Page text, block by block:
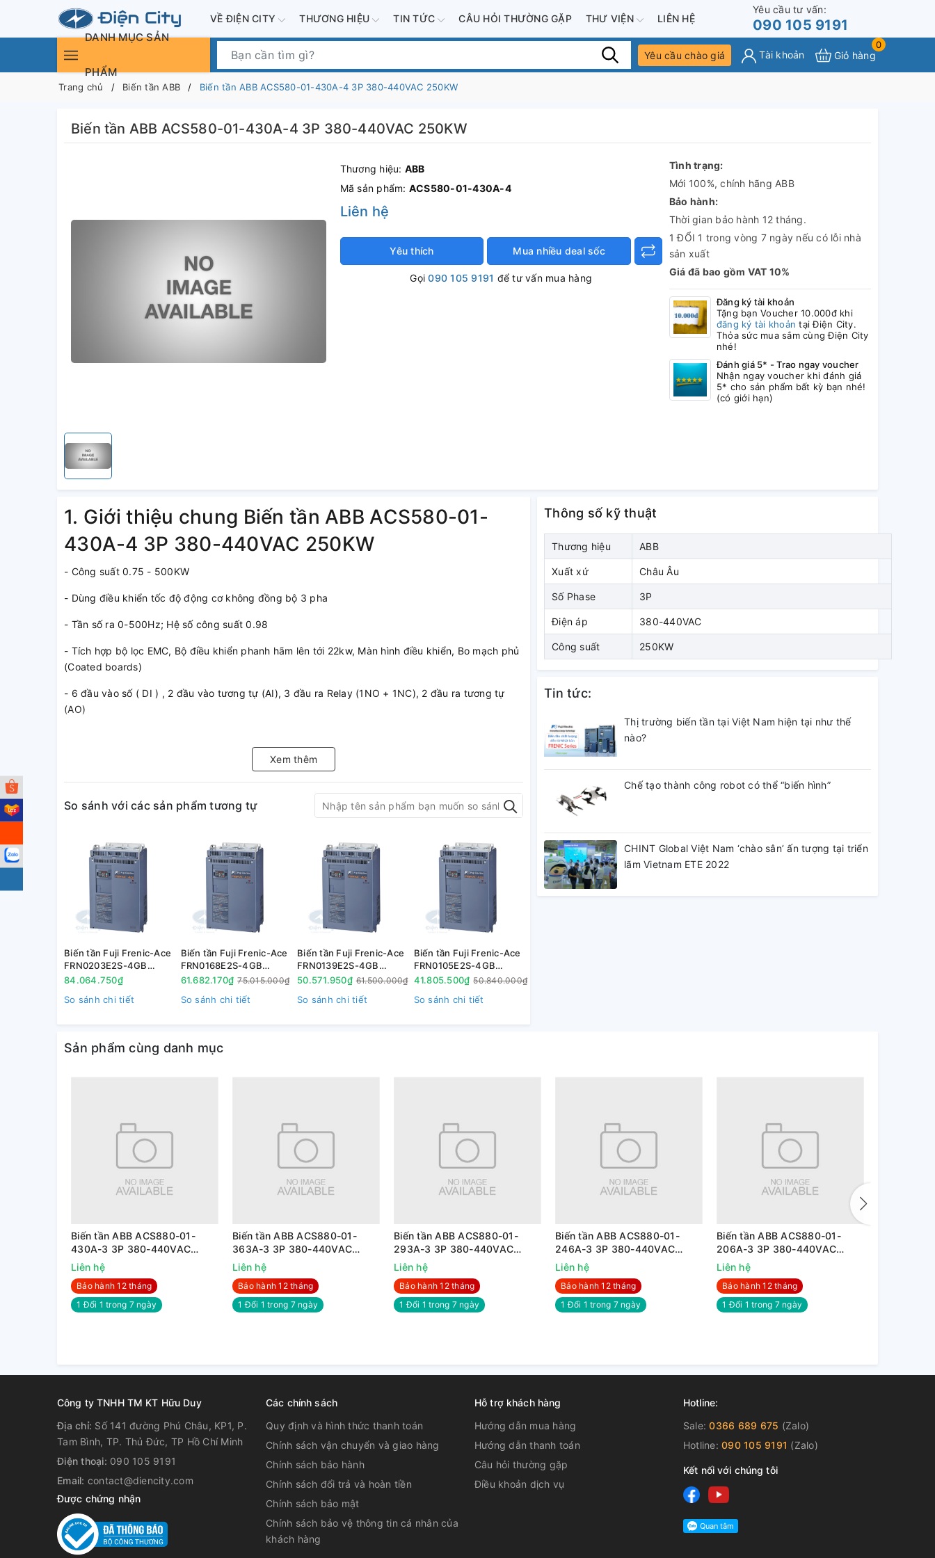
VỀ ĐIỆN CITY THƯƠNG HIỆU TIN TỨC CÂU HỎI THƯỜNG GẶP THƯ VIỆN LIÊN HỆ
Yêu cầu tư vấn:
090 105 9191
DANH MỤC SẢN
PHẨM
Yêu cầu chào giá Tài khoản
0
Giỏ hàng
Trang chủ Biến tần ABB Biến tần ABB ACS580-01-430A-4 3P 380-440VAC 250KW
Biến tần ABB ACS580-01-430A-4 3P 380-440VAC 250KW
Thương hiệu: ABB
Mã sản phẩm: ACS580-01-430A-4
Liên hệ
Yêu thích Mua nhiều deal sốc
Gọi090 105 9191 để tư vấn mua hàng
Tình trạng:
Mới 100%, chính hãng ABB
Bảo hành:
Thời gian bảo hành 12 tháng.
1 ĐỔI 1 trong vòng 7 ngày nếu có lỗi nhà
sản xuất
Giá đã bao gồm VAT 10%
Đăng ký tài khoản
Tặng bạn Voucher 10.000đ khi
đăng ký tài khoản tại Điện City.
Thỏa sức mua sắm cùng Điện City
nhé!
Đánh giá 5* - Trao ngay voucher
Nhận ngay voucher khi đánh giá
5* cho sản phẩm bất kỳ bạn nhé!
(có giới hạn)
1. Giới thiệu chung Biến tần ABB ACS580-01-
430A-4 3P 380-440VAC 250KW
- Công suất 0.75 - 500KW
- Dùng điều khiển tốc độ động cơ không đồng bộ 3 pha
- Tần số ra 0-500Hz; Hệ số công suất 0.98
- Tích hợp bộ lọc EMC, Bộ điều khiển phanh hãm lên tới 22kw, Màn hình điều khiển, Bo mạch phủ
(Coated boards)
- 6 đầu vào số ( DI ) , 2 đầu vào tương tự (AI), 3 đầu ra Relay (1NO + 1NC), 2 đầu ra tương tự
(AO)
- Chức năng hỗ trợ khởi động, hỗ trợ bảo trì.
2. Diễn giải mã hàng
( đang cập nhật)
3. Kích thước
( đang cập nhật)
4. Tài liệu tham khảo
( đang cập nhật)
Xem thêm
So sánh với các sản phẩm tương tự
Biến tần Fuji Frenic-Ace
FRN0203E2S-4GB
90kW(G) 110kW(P) 3P
84.064.750₫
So sánh chi tiết
Biến tần Fuji Frenic-Ace
FRN0168E2S-4GB
75kW(G) 90kW(P) 3P
61.682.170₫ 75.015.000₫
So sánh chi tiết
Biến tần Fuji Frenic-Ace
FRN0139E2S-4GB
55kW(G) 75kW(P) 3P
50.571.950₫ 61.500.000₫
So sánh chi tiết
Biến tần Fuji Frenic-Ace
FRN0105E2S-4GB
45kW(G) 55kW(P) 3P
41.805.500₫ 50.840.000₫
So sánh chi tiết
Thông số kỹ thuật
Thương hiệu ABB
Xuất xứ Châu Âu
Số Phase 3P
Điện áp 380-440VAC
Công suất 250KW
Tin tức:
Thị trường biến tần tại Việt Nam hiện tại như thế
nào?
Chế tạo thành công robot có thể “biến hình”
CHINT Global Việt Nam ‘chào sân’ ấn tượng tại triển
lãm Vietnam ETE 2022
Sản phẩm cùng danh mục
Biến tần ABB ACS880-01-
430A-3 3P 380-440VAC
250KW
Liên hệ
Bảo hành 12 tháng
1 Đổi 1 trong 7 ngày
Biến tần ABB ACS880-01-
363A-3 3P 380-440VAC
200KW
Liên hệ
Bảo hành 12 tháng
1 Đổi 1 trong 7 ngày
Biến tần ABB ACS880-01-
293A-3 3P 380-440VAC
160KW
Liên hệ
Bảo hành 12 tháng
1 Đổi 1 trong 7 ngày
Biến tần ABB ACS880-01-
246A-3 3P 380-440VAC
132KW
Liên hệ
Bảo hành 12 tháng
1 Đổi 1 trong 7 ngày
Biến tần ABB ACS880-01-
206A-3 3P 380-440VAC
110KW
Liên hệ
Bảo hành 12 tháng
1 Đổi 1 trong 7 ngày
Công ty TNHH TM KT Hữu Duy
Địa chỉ: Số 141 đường Phú Châu, KP1, P.
Tam Bình, TP. Thủ Đức, TP Hồ Chí Minh
Điện thoại: 090 105 9191
Email: contact@diencity.com
Được chứng nhận
Các chính sách
Quy định và hình thức thanh toán
Chính sách vận chuyển và giao hàng
Chính sách bảo hành
Chính sách đổi trả và hoàn tiền
Chính sách bảo mật
Chính sách bảo vệ thông tin cá nhân của
khách hàng
Hỗ trợ khách hàng
Hướng dẫn mua hàng
Hướng dẫn thanh toán
Câu hỏi thường gặp
Điều khoản dịch vụ
Hotline:
Sale:0366 689 675 (Zalo)
Hotline:090 105 9191 (Zalo)
Kết nối với chúng tôi